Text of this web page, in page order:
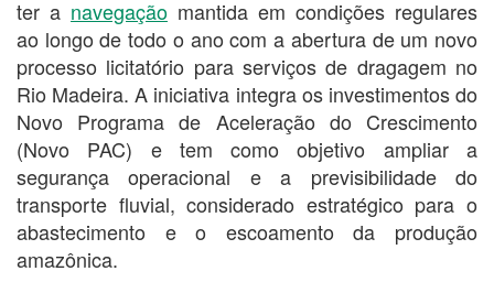
ter a navegação mantida em condições regulares
ao longo de todo o ano com a abertura de um novo
processo licitatório para serviços de dragagem no
Rio Madeira. A iniciativa integra os investimentos do
Novo Programa de Aceleração do Crescimento
(Novo PAC) e tem como objetivo ampliar a
segurança operacional e a previsibilidade do
transporte fluvial, considerado estratégico para o
abastecimento e o escoamento da produção
amazônica.